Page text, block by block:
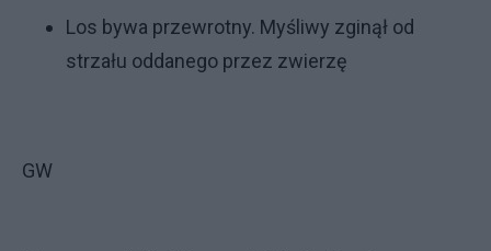
Los bywa przewrotny. Myśliwy zginął od
strzału oddanego przez zwierzę
GW